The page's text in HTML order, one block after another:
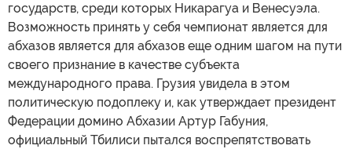
государств, среди которых Никарагуа и Венесуэла.
Возможность принять у себя чемпионат является для
абхазов является для абхазов еще одним шагом на пути
своего признание в качестве субъекта
международного права. Грузия увидела в этом
политическую подоплеку и, как утверждает президент
Федерации домино Абхазии Артур Габуния,
официальный Тбилиси пытался воспрепятствовать